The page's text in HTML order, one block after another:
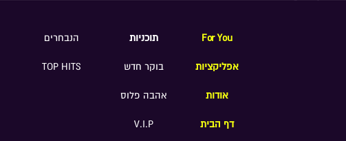
For You
אפליקציות
אודות
דף הבית
תוכניות
בוקר חדש
אהבה פלוס
V.I.P
הנבחרים
TOP HITS